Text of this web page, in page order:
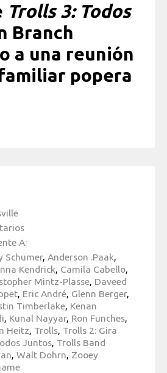
Trolls 3: Todos
Branch
a una reunión
popera
A:
Schumer, Anderson .Paak,
Kendrick, Camila Cabello,
Mintz-Plasse, Daveed
, Eric André, Glenn Berger,
Timberlake, Kenan
, Kunal Nayyar, Ron Funches,
Heitz, Trolls, Trolls 2: Gira
Juntos, Trolls Band
, Walt Dohrn, Zooey